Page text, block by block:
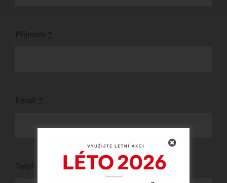
Příjmení *
Email *
Telefon